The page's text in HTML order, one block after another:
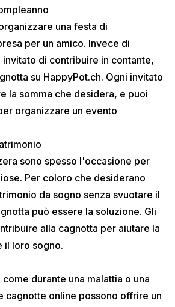
una festa di
per un amico. Invece di
di contribuire in contante,
su HappyPot.ch. Ogni invitato
la somma che desidera, e puoi
organizzare un evento
sono spesso l'occasione per
Per coloro che desiderano
da sogno senza svuotare il
può essere la soluzione. Gli
alla cagnotta per aiutare la
il loro sogno.
durante una malattia o una
cagnotte online possono offrire un